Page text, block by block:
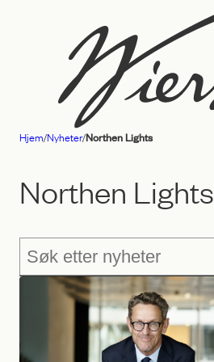
Advokatfirmaet
Wiersholm
Hjem/Nyheter/Northen Lights
Northen Lights
Søk